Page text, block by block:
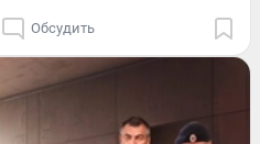
Обсудить